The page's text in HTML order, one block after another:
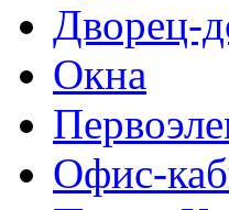
Дворец-
Окна
Офис-